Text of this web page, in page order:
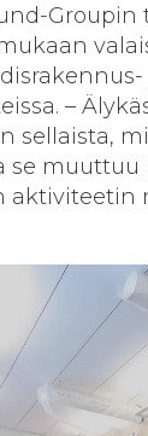
–
sellaista,
se muuttuu
aktiviteetin